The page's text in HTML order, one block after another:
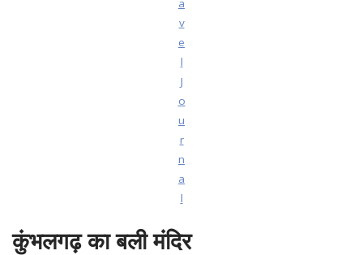
a
v
e
l
J
o
u
r
n
a
l
कुंभलगढ़ का बली मंदिर